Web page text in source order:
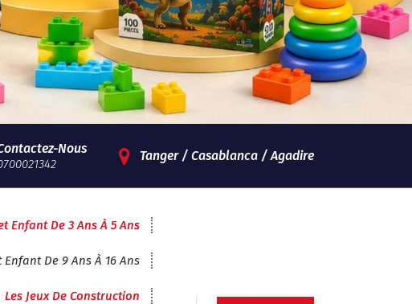
Nous Tanger / Casablanca / Agadire
Enfant De 3 Ans À 5 Ans
Enfant De 9 Ans À 16 Ans
Les Jeux De Construction